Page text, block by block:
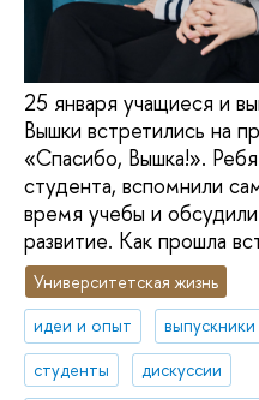
25 января учащиеся и
Вышки встретились на
«Спасибо, Вышка!».
студента, вспомнили
время учебы и
развитие. Как прошла
Университетская жизнь
идеи и опыт
выпускники
студенты
дискуссии